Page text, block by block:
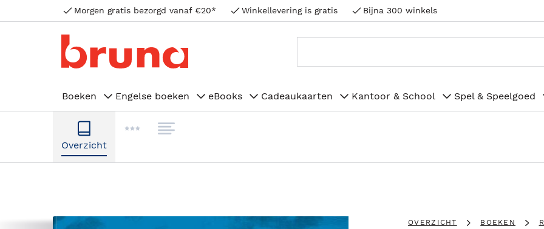
Morgen gratis bezorgd vanaf €20* Winkellevering is gratis Bijna 300 winkels
Boeken Engelse boeken eBooks Cadeaukaarten Kantoor & School Spel & Speelgoed
Overzicht
OVERZICHT BOEKEN